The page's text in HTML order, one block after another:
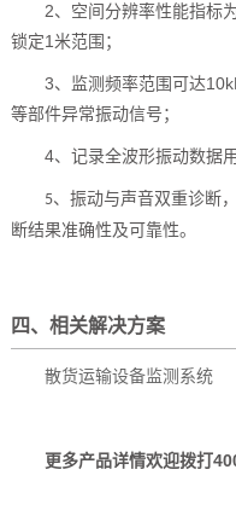
2、空间分辨率性能指标
锁定1米范围；
3、监测频率范围可达
等部件异常振动信号；
4、记录全波形振动数据
5、振动与声音双重诊断
断结果准确性及可靠性。
四、相关解决方案
散货运输设备监测系统
更多产品详情欢迎拨打